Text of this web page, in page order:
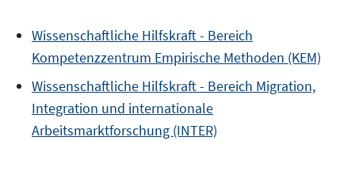
Wissenschaftliche Hilfskraft - Bereich
Kompetenzzentrum Empirische Methoden (KEM)
Wissenschaftliche Hilfskraft - Bereich Migration,
Integration und internationale
Arbeitsmarktforschung (INTER)